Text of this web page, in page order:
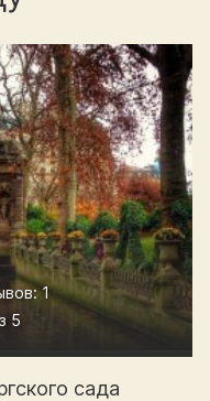
Отзывов: 1
5
сада